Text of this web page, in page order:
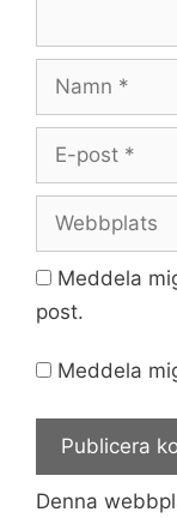
Namn
Webbplats
Meddela
post.
Meddela
Denna